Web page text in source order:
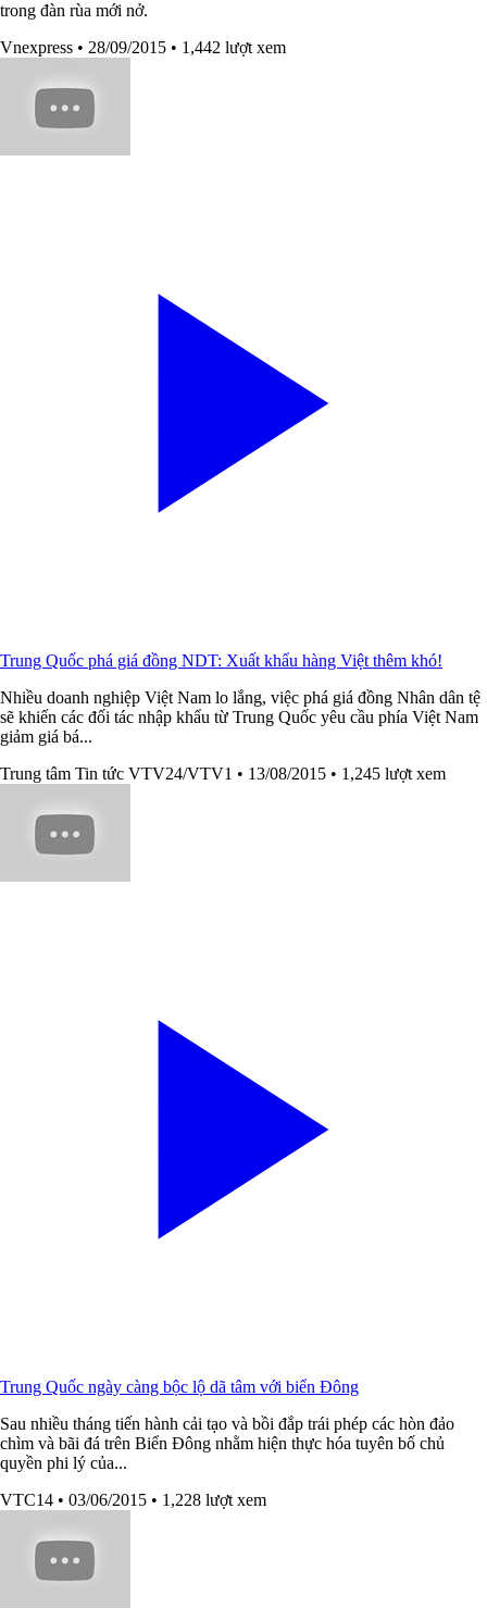
trong đàn rùa mới nở.
Vnexpress • 28/09/2015 • 1,442 lượt xem
Trung Quốc phá giá đồng NDT: Xuất khẩu hàng Việt thêm khó!
Nhiều doanh nghiệp Việt Nam lo lắng, việc phá giá đồng Nhân dân tệ
sẽ khiến các đối tác nhập khẩu từ Trung Quốc yêu cầu phía Việt Nam
giảm giá bá...
Trung tâm Tin tức VTV24/VTV1 • 13/08/2015 • 1,245 lượt xem
Trung Quốc ngày càng bộc lộ dã tâm với biển Đông
Sau nhiều tháng tiến hành cải tạo và bồi đắp trái phép các hòn đảo
chìm và bãi đá trên Biển Đông nhằm hiện thực hóa tuyên bố chủ
quyền phi lý của...
VTC14 • 03/06/2015 • 1,228 lượt xem